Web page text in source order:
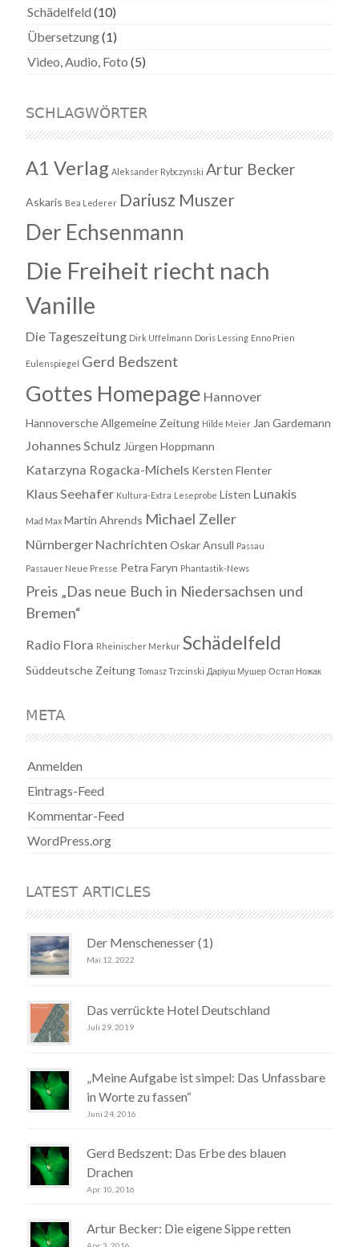
Schädelfeld (10)
Übersetzung(1)
Video, Audio, Foto (5)
SCHLAGWÖRTER
A1 Verlag Aleksander Rybczynski Artur Becker
Askaris Bea Lederer Dariusz Muszer
Der Echsenmann
Die Freiheit riecht nach
Vanille
Die Tageszeitung Dirk Uffelmann Doris Lessing Enno Prien
Eulenspiegel Gerd Bedszent
Gottes Homepage Hannover
Hannoversche Allgemeine Zeitung Hilde Meier Jan Gardemann
Johannes Schulz Jürgen Hoppmann
Katarzyna Rogacka-Michels Kersten Flenter
Klaus Seehafer Kultura-Extra Leseprobe Listen Lunakis
Mad Max Martin Ahrends Michael Zeller
Nürnberger Nachrichten Oskar Ansull Passau
Passauer Neue Presse Petra Faryn Phantastik-News
Preis „Das neue Buch in Niedersachsen und
Bremen“
Radio Flora Rheinischer Merkur Schädelfeld
Süddeutsche Zeitung Tomasz Trzcinski Даріуш Мушер Остап Ножак
META
Anmelden
Eintrags-Feed
Kommentar-Feed
WordPress.org
LATEST ARTICLES
Der Menschenesser (1)
Mai 12, 2022
Das verrückte Hotel Deutschland
Juli 29, 2019
„Meine Aufgabe ist simpel: Das Unfassbare
in Worte zu fassen“
Juni 24, 2016
Gerd Bedszent: Das Erbe des blauen
Drachen
Apr. 10, 2016
Artur Becker: Die eigene Sippe retten